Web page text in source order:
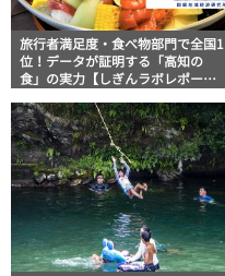
旅行者満足度・食べ物部門で全国1
位！データが証明する「高知の
食」の実力【しぎんラボレポー